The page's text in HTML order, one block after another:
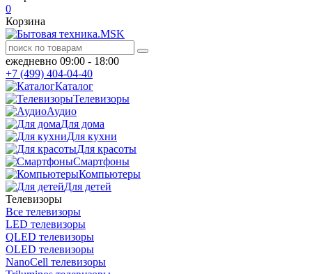
0
Корзина
ежедневно 09:00 - 18:00
+7 (499) 404-04-40
Каталог
Телевизоры
Аудио
Для дома
Для кухни
Для красоты
Смартфоны
Компьютеры
Для детей
Телевизоры
Все телевизоры
LED телевизоры
QLED телевизоры
OLED телевизоры
NanoCell телевизоры